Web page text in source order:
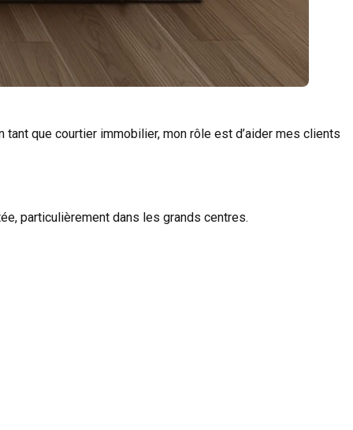
que courtier immobilier, mon rôle est d’aider mes clients
particulièrement dans les grands centres.